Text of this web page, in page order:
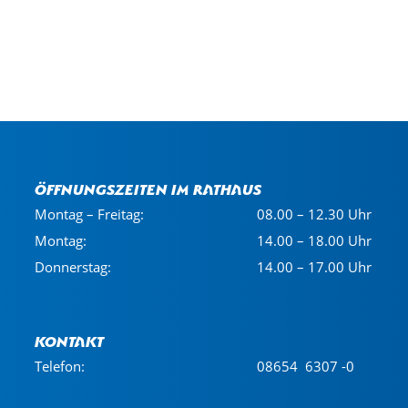
Öffnungszeiten im Rathaus
Montag – Freitag:
08.00 – 12.30 Uhr
Montag:
14.00 – 18.00 Uhr
Donnerstag:
14.00 – 17.00 Uhr
Kontakt
Telefon: 08654 6307 -0